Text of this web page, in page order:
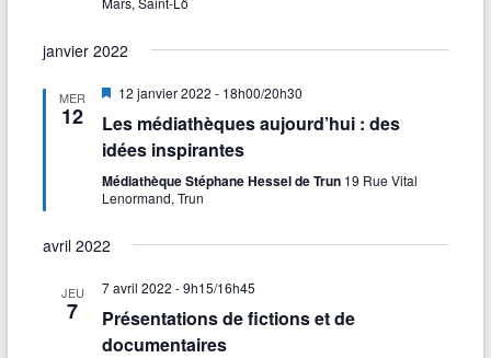
janvier 2022
MER
12
M
s
e
n
a
v
12 janvier 2022 - 18h00/20h30
Les médiathèques aujourd’hui : des
idées inspirantes
Médiathèque Stéphane Hessel de Trun 19 Rue Vital
Lenormand, Trun
avril 2022
JEU
7
7 avril 2022 - 9h15/16h45
Présentations de fictions et de
documentaires